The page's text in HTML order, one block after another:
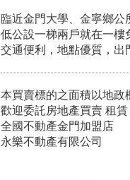
臨近金門大學、金寧鄉公
低公設一梯兩戶就在一樓
交通便利，地點優質，出
本買賣標的之面積以地政
歡迎委託房地產買賣 租
全國不動產金門加盟店
永樂不動產有限公司